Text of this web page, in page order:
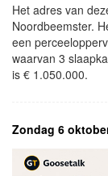
Het adres van
Noordbeemster.
een
waarvan 3
is € 1.050.000.
Zondag 6